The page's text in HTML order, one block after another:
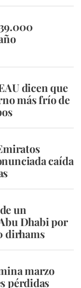
dicen que
más frío de
caída
un
Dhabi por
dirhams
marzo
pérdidas